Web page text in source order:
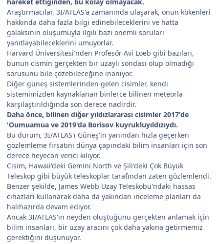
Araştırmacılar, 3I/ATLAS'a zamanında ulaşarak, onun kökenleri
hakkında daha fazla bilgi edinebileceklerini ve hatta
galaksinin oluşumuyla ilgili bazı önemli soruları
yanıtlayabileceklerini umuyorlar.
Harvard Üniversitesi'nden Profesör Avi Loeb gibi bazıları,
bunun cismin gerçekten bir uzaylı sondası olup olmadığı
sorusunu bile çözebileceğine inanıyor.
Diğer güneş sistemlerinden gelen cisimler, kendi
sistemimizden kaynaklanan binlerce bilinen meteorla
karşılaştırıldığında son derece nadirdir.
Daha önce, bilinen diğer yıldızlararası cisimler 2017'de
'Oumuamua ve 2019'da Borisov kuyrukluyıldızıydı.
Bu durum, 3I/ATLAS'ı Güneş'in yanından hızla geçerken
gözlemleme fırsatını dünya çapındaki bilim insanları için son
derece heyecan verici kılıyor.
Cisim, Hawaii'deki Gemini North ve Şili'deki Çok Büyük
Teleskop gibi büyük teleskoplar tarafından zaten gözlemlendi.
Benzer şekilde, James Webb Uzay Teleskobu'ndaki hassas
cihazları kullanarak daha da yakından inceleme planları da
halihazırda devam ediyor.
Ancak 3I/ATLAS'ın neyden oluştuğunu gerçekten anlamak için
bilim insanları, bir uzay aracını çok daha yakına getirmemiz
gerektiğini düşünüyor.